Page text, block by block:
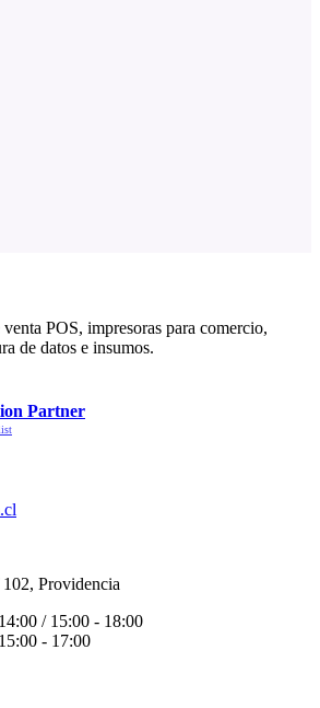
POS, impresoras para comercio,
de datos e insumos.
Partner
Providencia
/ 15:00 - 18:00
- 17:00